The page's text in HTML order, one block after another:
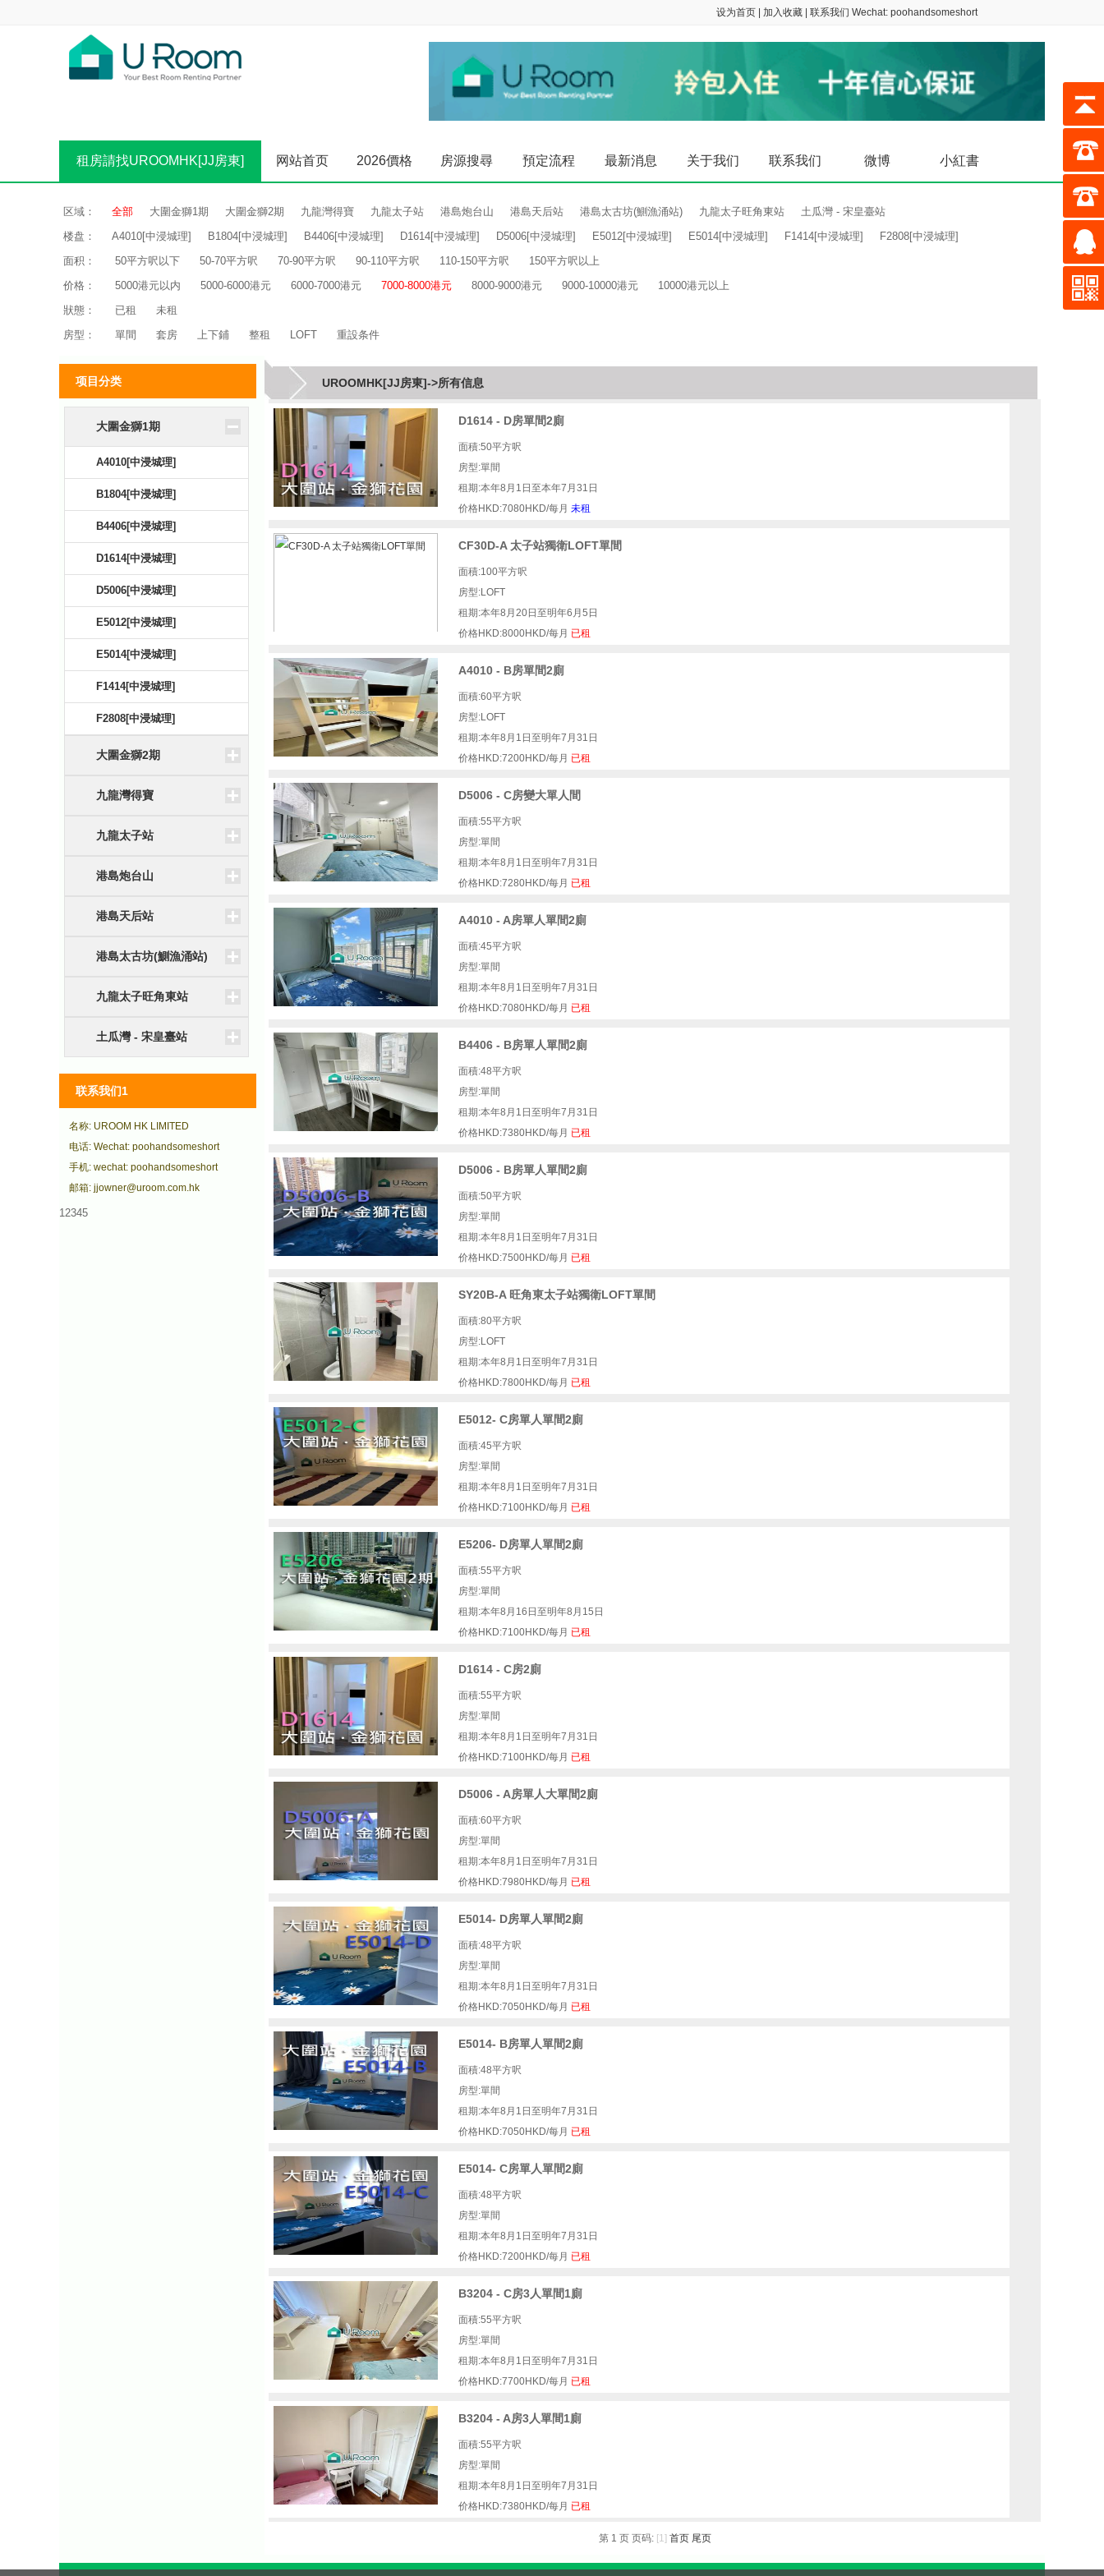
设为首页 加入收藏 联系我们 Wechat: poohandsomeshort
租房請找UROOMHK[JJ房東] 网站首页 2026價格 房源搜尋 預定流程 最新消息 关于我们 联系我们 微博 小紅書
区域： 全部 大圍金獅1期 大圍金獅2期 九龍灣得寶 九龍太子站 港島炮台山 港島天后站 港島太古坊(鰂漁涌站) 九龍太子旺角東站
土瓜灣 - 宋皇臺站
楼盘：
A4010[中浸城理] B1804[中浸城理] B4406[中浸城理] D1614[中浸城理] D5006[中浸城理] E5012[中浸城理] E5014[中浸城理] F1414[中浸城理]
F2808[中浸城理]
面积：
50平方呎以下 50-70平方呎 70-90平方呎 90-110平方呎 110-150平方呎
150平方呎以上
价格：
5000港元以内 5000-6000港元 6000-7000港元 7000-8000港元 8000-9000港元 9000-10000港元
10000港元以上
狀態：
已租
未租
房型：
單間 套房 上下鋪 整租 LOFT 重設条件
项目分类
大圍金獅1期
A4010[中浸城理]
B1804[中浸城理]
B4406[中浸城理]
D1614[中浸城理]
D5006[中浸城理]
E5012[中浸城理]
E5014[中浸城理]
F1414[中浸城理]
F2808[中浸城理]
大圍金獅2期
九龍灣得寶
九龍太子站
港島炮台山
港島天后站
港島太古坊(鰂漁涌站)
九龍太子旺角東站
土瓜灣 - 宋皇臺站
联系我们1
名称: UROOM HK LIMITED
电话: Wechat: poohandsomeshort
手机: wechat: poohandsomeshort
邮箱: jjowner@uroom.com.hk
12345
UROOMHK[JJ房東]->所有信息
D1614 - D房單間2廁
面積:50平方呎
房型:單間
租期:本年8月1日至本年7月31日
价格HKD:7080HKD/每月 未租
CF30D-A 太子站獨衛LOFT單間
面積:100平方呎
房型:LOFT
租期:本年8月20日至明年6月5日
价格HKD:8000HKD/每月 已租
A4010 - B房單間2廁
面積:60平方呎
房型:LOFT
租期:本年8月1日至明年7月31日
价格HKD:7200HKD/每月 已租
D5006 - C房變大單人間
面積:55平方呎
房型:單間
租期:本年8月1日至明年7月31日
价格HKD:7280HKD/每月 已租
A4010 - A房單人單間2廁
面積:45平方呎
房型:單間
租期:本年8月1日至明年7月31日
价格HKD:7080HKD/每月 已租
B4406 - B房單人單間2廁
面積:48平方呎
房型:單間
租期:本年8月1日至明年7月31日
价格HKD:7380HKD/每月 已租
D5006 - B房單人單間2廁
面積:50平方呎
房型:單間
租期:本年8月1日至明年7月31日
价格HKD:7500HKD/每月 已租
SY20B-A 旺角東太子站獨衛LOFT單間
面積:80平方呎
房型:LOFT
租期:本年8月1日至明年7月31日
价格HKD:7800HKD/每月 已租
E5012- C房單人單間2廁
面積:45平方呎
房型:單間
租期:本年8月1日至明年7月31日
价格HKD:7100HKD/每月 已租
E5206- D房單人單間2廁
面積:55平方呎
房型:單間
租期:本年8月16日至明年8月15日
价格HKD:7100HKD/每月 已租
D1614 - C房2廁
面積:55平方呎
房型:單間
租期:本年8月1日至明年7月31日
价格HKD:7100HKD/每月 已租
D5006 - A房單人大單間2廁
面積:60平方呎
房型:單間
租期:本年8月1日至明年7月31日
价格HKD:7980HKD/每月 已租
E5014- D房單人單間2廁
面積:48平方呎
房型:單間
租期:本年8月1日至明年7月31日
价格HKD:7050HKD/每月 已租
E5014- B房單人單間2廁
面積:48平方呎
房型:單間
租期:本年8月1日至明年7月31日
价格HKD:7050HKD/每月 已租
E5014- C房單人單間2廁
面積:48平方呎
房型:單間
租期:本年8月1日至明年7月31日
价格HKD:7200HKD/每月 已租
B3204 - C房3人單間1廁
面積:55平方呎
房型:單間
租期:本年8月1日至明年7月31日
价格HKD:7700HKD/每月 已租
B3204 - A房3人單間1廁
面積:55平方呎
房型:單間
租期:本年8月1日至明年7月31日
价格HKD:7380HKD/每月 已租
第 1 页 页码: [1] 首页 尾页